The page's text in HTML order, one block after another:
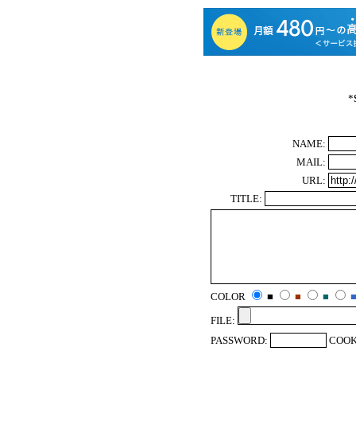
*
NAME:
MAIL:
URL:
TITLE:
COLOR ■ ■ ■
■
FILE:
PASSWORD: